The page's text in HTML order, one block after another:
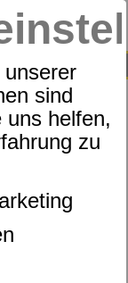
sind
uns helfen,
zu
SUCHE
0